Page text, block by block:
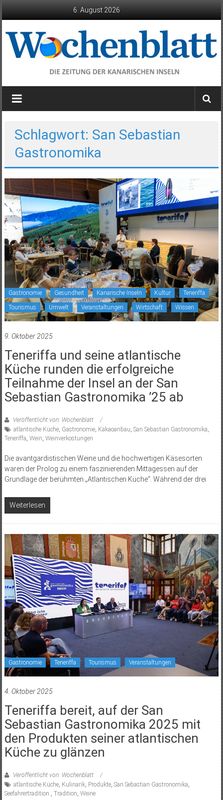
6. August 2026
Wochenblatt
die
Kanarischen
Inseln
Schlagwort: San Sebastian
Gastronomika
Gastronomie Gesundheit Kanarische Inseln Kultur Teneriffa
Tourismus Umwelt Veranstaltungen Wirtschaft Wissen
9. Oktober 2025
Teneriffa und seine atlantische
Küche runden die erfolgreiche
Teilnahme der Insel an der San
Sebastian Gastronomika ’25 ab
Veröffentlicht von: Wochenblatt
atlantische Küche, Gastronomie, Kakaoanbau San Sebastian Gastronomika
Teneriffa Wein Weinverkostungen
Die avantgardistischen Weine und die hochwertigen Käsesorten
waren der Prolog zu einem faszinierenden Mittagessen auf der
Grundlage der berühmten „Atlantischen Küche“. Während der drei
Weiterlesen
Gastronomie Teneriffa Tourismus Veranstaltungen
4. Oktober 2025
Teneriffa bereit, auf der San
Sebastian Gastronomika 2025 mit
den Produkten seiner atlantischen
Küche zu glänzen
Veröffentlicht von: Wochenblatt
atlantische Küche, Kulinarik, Produkte, San Sebastian Gastronomika,
Seefahrertradition., Tradition, Weine